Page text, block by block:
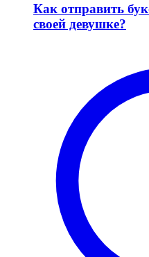
Как отправить
своей девушке?